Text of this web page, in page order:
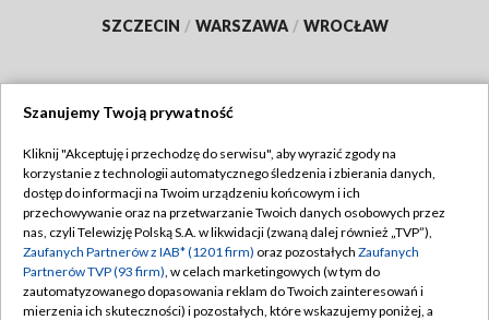
SZCZECIN / WARSZAWA / WROCŁAW
TVP
Abonament TVP
Emisja w TVP
Centrum informacji TVP
Regulamin TVP
Polityka prywatności
Moje zgody
Szanujemy Twoją prywatność
Kliknij "Akceptuję i przechodzę do serwisu", aby wyrazić zgody na
korzystanie z technologii automatycznego śledzenia i zbierania danych,
dostęp do informacji na Twoim urządzeniu końcowym i ich
przechowywanie oraz na przetwarzanie Twoich danych osobowych przez
nas, czyli Telewizję Polską S.A. w likwidacji (zwaną dalej również „TVP”),
Zaufanych Partnerów z IAB* (1201 firm) oraz pozostałych Zaufanych
Partnerów TVP (93 firm), w celach marketingowych (w tym do
zautomatyzowanego dopasowania reklam do Twoich zainteresowań i
mierzenia ich skuteczności) i pozostałych, które wskazujemy poniżej, a